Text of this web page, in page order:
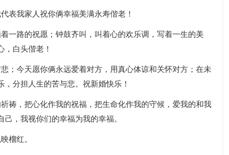
表我家人祝你俩幸福美满永寿偕老！
一路的祝愿；钟鼓齐叫，叫着心的欢乐调，写着一生的美
白头偕老！
；今天愿你俩永远爱着对方，用真心体谅和关怀对方；在未
分担人生的苦与悲。祝新婚快乐！
祷，把心化作我的祝福，把生命化作我的守候，爱我的和我
，我视你们的幸福为我的幸福。
榴红。